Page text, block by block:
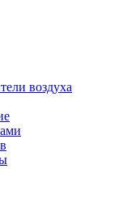
воздуха